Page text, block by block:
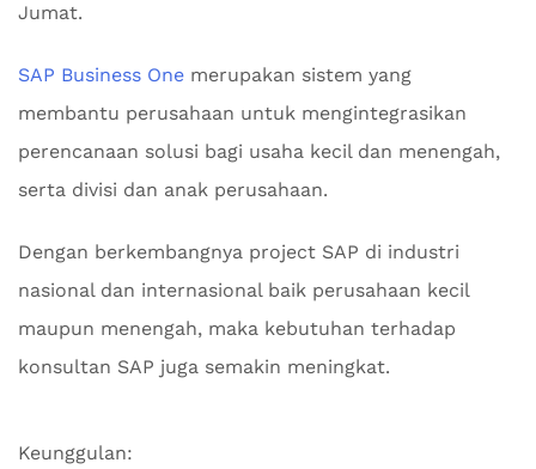
Jumat.
SAP Business One merupakan sistem yang
membantu perusahaan untuk mengintegrasikan
perencanaan solusi bagi usaha kecil dan menengah,
serta divisi dan anak perusahaan.
Dengan berkembangnya project SAP di industri
nasional dan internasional baik perusahaan kecil
maupun menengah, maka kebutuhan terhadap
konsultan SAP juga semakin meningkat.
Keunggulan: